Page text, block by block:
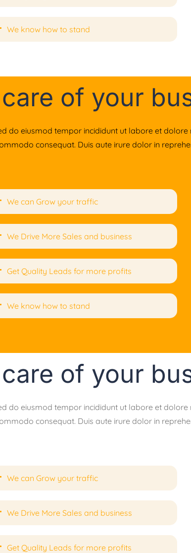
We know how to stand
of your
do eiusmod tempor incididunt ut labore et
consequat. Duis aute irure dolor in
We can Grow your traffic
We Drive More Sales and business
Get Quality Leads for more profits
We know how to stand
of your
do eiusmod tempor incididunt ut labore et
consequat. Duis aute irure dolor in
We can Grow your traffic
We Drive More Sales and business
Get Quality Leads for more profits